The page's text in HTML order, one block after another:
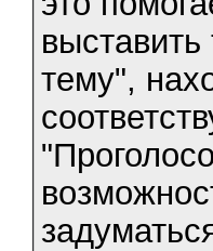
тему",